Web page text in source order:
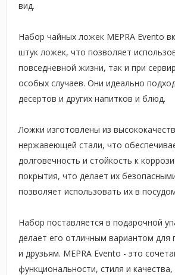
вид.
Набор чайных ложек MEPRA Evento
штук ложек, что позволяет
повседневной жизни, так и при
особых случаев. Они идеально
десертов и других напитков и блюд.
Ложки изготовлены из
нержавеющей стали, что
долговечность и стойкость к
покрытия, что делает их
позволяет использовать их в
Набор поставляется в подарочной
делает его отличным вариантом для
и друзьям. MEPRA Evento - это
функциональности, стиля и